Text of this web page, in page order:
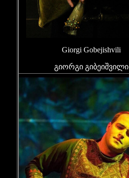
Giorgi Gobejishvili
გიორგი გიბეიშვილი